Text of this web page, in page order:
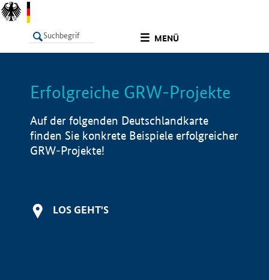
MENÜ
LISTE Info
Erfolgreiche GRW-Projekte
Auf der folgenden Deutschlandkarte
finden Sie konkrete Beispiele erfolgreicher
GRW-Projekte!
LOS GEHT'S